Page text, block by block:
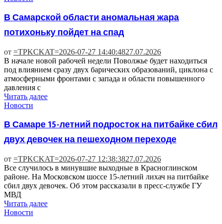
В Самарской области аномальная жара
потихоньку пойдет на спад
от =TPKCKAT=2026-07-27 14:40:4827.07.2026
В начале новой рабочей недели Поволжье будет находиться
под влиянием сразу двух барических образований, циклона с
атмосферными фронтами с запада и области повышенного
давления с
Читать далее
Новости
В Самаре 15-летний подросток на питбайке сбил
двух девочек на пешеходном переходе
от =TPKCKAT=2026-07-27 12:38:3827.07.2026
Все случилось в минувшие выходные в Красноглинском
районе. На Московском шоссе 15-летний лихач на питбайке
сбил двух девочек. Об этом рассказали в пресс-службе ГУ
МВД
Читать далее
Новости